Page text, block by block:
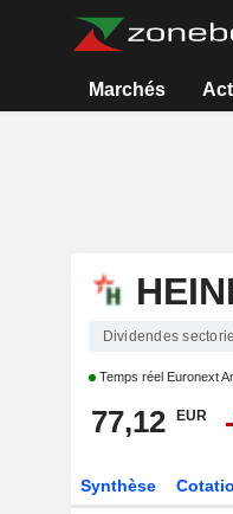
Marchés
Dividendes
Temps réel Euronext
77,12 EUR
Synthèse